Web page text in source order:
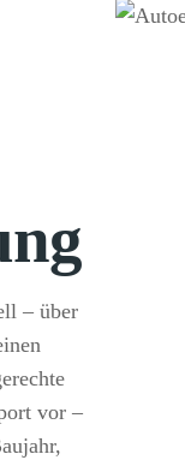
– über
vor –